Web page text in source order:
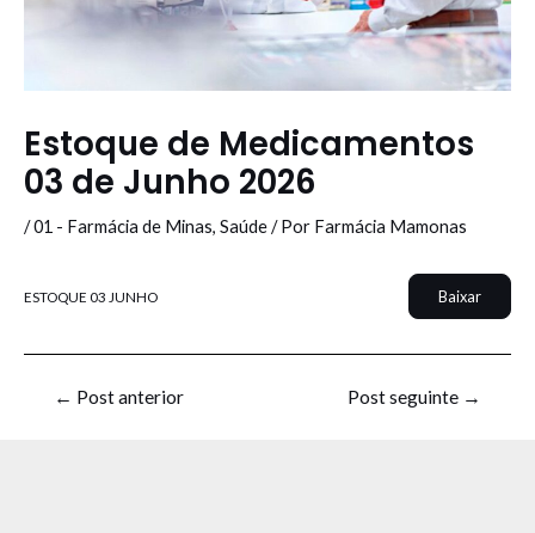
Estoque de Medicamentos
03 de Junho 2026
/01 - Farmácia de Minas, Saúde/ Por Farmácia Mamonas
ESTOQUE 03 JUNHO Baixar
← Post anterior Post seguinte →